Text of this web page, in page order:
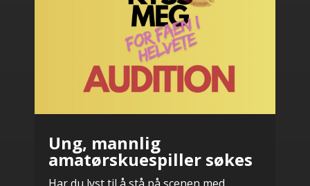
Ung, mannlig
amatørskuespiller søkes
Har du lyst til å stå på scenen med